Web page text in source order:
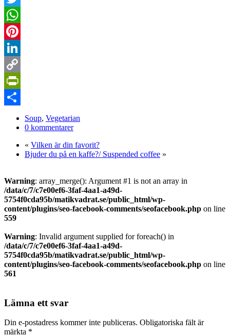
Twitter
WhatsApp
Pinterest
LinkedIn
Copy
Link
PrintFriendly
Soup, Vegetarian
0 kommentarer
« Vilken är din favorit?
Bjuder du på en kaffe?/ Suspended coffee »
Warning: array_merge(): Argument #1 is not an array in
/data/c/7/c7e00ef6-3faf-4aa1-a49d-
5754f0cda95b/matikvadrat.se/public_html/wp-
content/plugins/seo-facebook-comments/seofacebook.php on line
559
Warning: Invalid argument supplied for foreach() in
/data/c/7/c7e00ef6-3faf-4aa1-a49d-
5754f0cda95b/matikvadrat.se/public_html/wp-
content/plugins/seo-facebook-comments/seofacebook.php on line
561
Lämna ett svar
Din e-postadress kommer inte publiceras. Obligatoriska fält är
märkta *